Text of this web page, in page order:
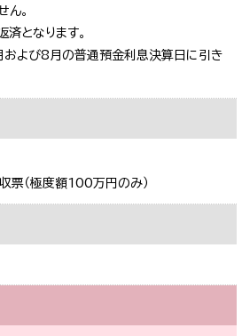
ん。
となります。
および8月の普通預金利息決算日に引き
票（極度額100万円のみ）